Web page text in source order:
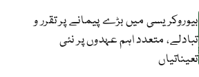
بیوروکریسی میں بڑے پیمانے پر تقرر و
تبادلے، متعدد اہم عہدوں پر نئی
تعیناتیاں